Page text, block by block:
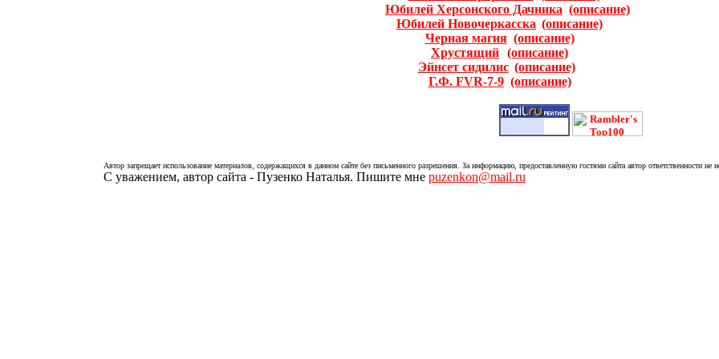
Юбилей Херсонского Дачника (описание)
Юбилей Новочеркасска (описание)
Черная магия (описание)
Хрустящий (описание)
Эйнсет сидилис (описание)
Г.Ф. FVR-7-9 (описание)
Автор запрещает использование материалов, содержащихся в данном сайте без письменного разрешения. За информацию, предоставленную гостями сайта автор ответственности не
С уважением, автор сайта - Пузенко Наталья. Пишите мне puzenkon@mail.ru